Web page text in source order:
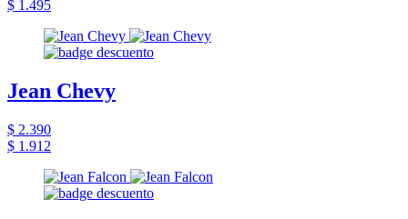
$ 1.495
Jean Chevy
$ 2.390
$ 1.912